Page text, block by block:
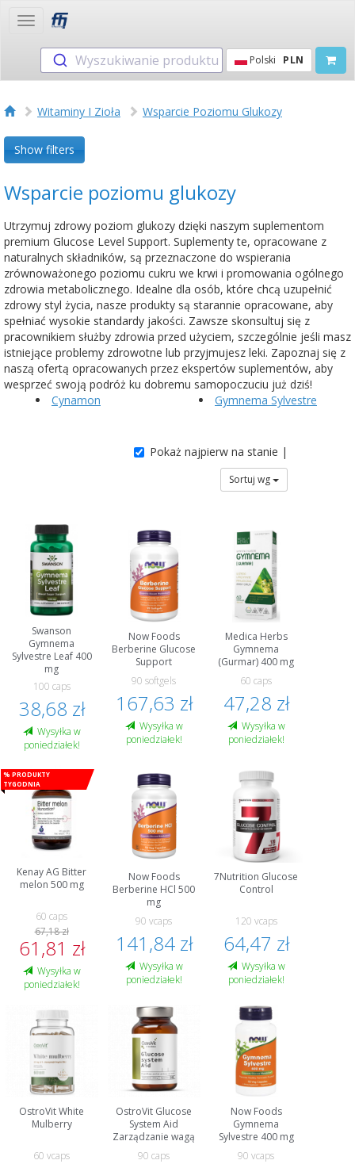
Toggle
Wyszukiwanie produktu Polski PLN
Witaminy I Zioła Wsparcie Poziomu Glukozy
Show filters
Wsparcie poziomu glukozy
Utrzymuj zdrowy poziom glukozy dzięki naszym suplementom
premium Glucose Level Support. Suplementy te, opracowane z
naturalnych składników, są przeznaczone do wspierania
zrównoważonego poziomu cukru we krwi i promowania ogólnego
zdrowia metabolicznego. Idealne dla osób, które chcą uzupełnić
zdrowy styl życia, nasze produkty są starannie opracowane, aby
spełniać wysokie standardy jakości. Zawsze skonsultuj się z
pracownikiem służby zdrowia przed użyciem, szczególnie jeśli masz
istniejące problemy zdrowotne lub przyjmujesz leki. Zapoznaj się z
naszą ofertą opracowanych przez ekspertów suplementów, aby
wesprzeć swoją podróż ku dobremu samopoczuciu już dziś!
Cynamon
Gymnema Sylvestre
Pokaż najpierw na stanie |
Sortuj wg
Swanson
Gymnema
Sylvestre Leaf 400
mg
100 caps
38,68 zł
Wysyłka w
poniedziałek!
Now Foods
Berberine Glucose
Support
90 softgels
167,63 zł
Wysyłka w
poniedziałek!
Medica Herbs
Gymnema
(Gurmar) 400 mg
60 caps
47,28 zł
Wysyłka w
poniedziałek!
% Produkty
tygodnia
Kenay AG Bitter
melon 500 mg
60 caps
67,18 zł
61,81 zł
Wysyłka w
poniedziałek!
Now Foods
Berberine HCl 500
mg
90 vcaps
141,84 zł
Wysyłka w
poniedziałek!
7Nutrition Glucose
Control
120 vcaps
64,47 zł
Wysyłka w
poniedziałek!
OstroVit White
Mulberry
60 vcaps
OstroVit Glucose
System Aid
Zarządzanie wagą
90 caps
Now Foods
Gymnema
Sylvestre 400 mg
90 vcaps